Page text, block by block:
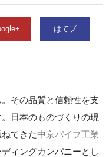
はてブ
その品質と信頼性を支
日本のものづくりの現
てきた中京パイプ工業
ィングカンパニーとし